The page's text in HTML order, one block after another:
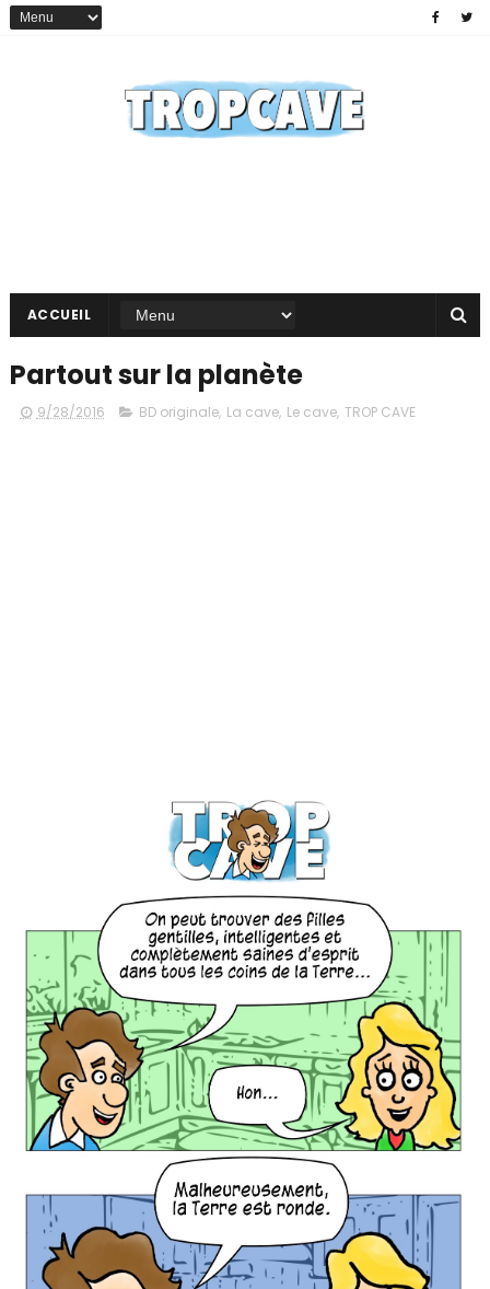
ACCUEIL
Partout sur la planète
9/28/2016 BD originale, La cave, Le cave, TROP CAVE